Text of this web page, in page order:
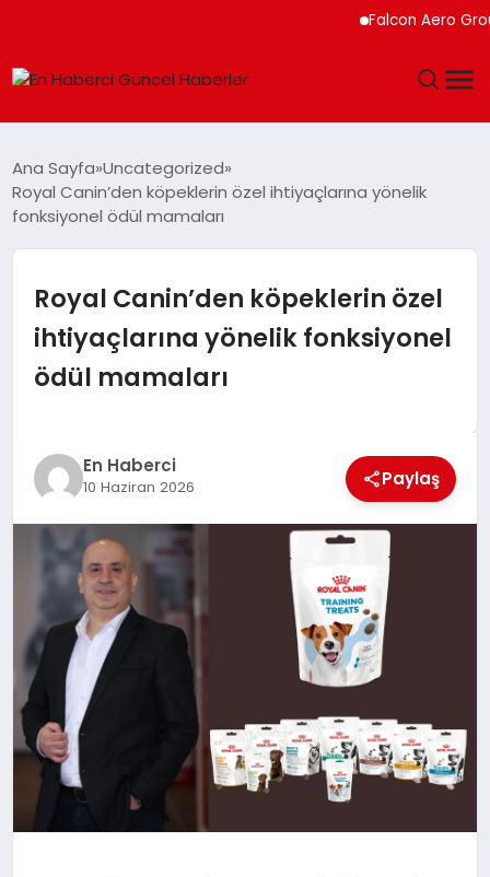
Falcon Aero Group,
SPOR
TEKNOLOJI
MAGAZIN
EKONOMI
EĞITIM
SIYASET
Ana Sayfa Uncategorized
Royal Canin’den köpeklerin özel ihtiyaçlarına yönelik
fonksiyonel ödül mamaları
Royal Canin’den köpeklerin özel
ihtiyaçlarına yönelik fonksiyonel
ödül mamaları
En Haberci
10 Haziran 2026 Paylaş